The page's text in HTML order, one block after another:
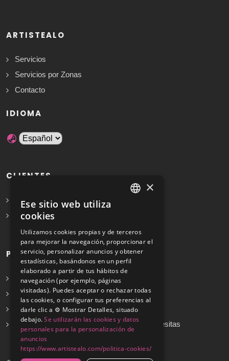
ARTISTEALO
Servicios
Servicios por Zonas
Contacto
IDIOMA
CLIENTES
Solicita Presupuesto Gratis
Preguntas frecuentes
PROFESIONALES
Info para profesionales
Registrarse
Preguntas frecuentes
¿No encuentras tu servicio? Dinos cuál necesitas
×
Ese sitio web utiliza
cookies
Utilizamos cookies propias y de terceros
para mejorar la navegación, proporcionar el
servicio, personalizar anuncios y obtener
estadísticas, basándonos en un perfil
elaborado a partir de tus hábitos de
navegación (por ejemplo, páginas
visitadas). Puedes aceptar o rechazar todas
las cookies, o configurar tus preferencias al
darle clic a ⚙️ Mostrar Detalles, situado
debajo.Se utilizarán las cookies y datos
personales para la personalización de
anuncios
https://www.artistealo.com/politica-cookies/